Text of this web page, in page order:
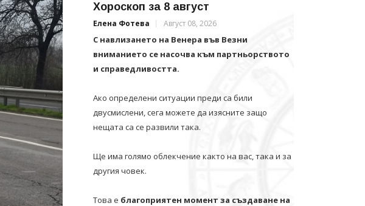
Хороскоп за 8 август
Елена Фотева Август 08, 2026
С навлизането на Венера във Везни
вниманието се насочва към партньорството
и справедливостта.
Ако определени ситуации преди са били
двусмислени, сега можете да изясните защо
нещата са се развили така.
Ще има голямо облекчение както на вас, така и за
другия човек.
Това е благоприятен момент за създаване на